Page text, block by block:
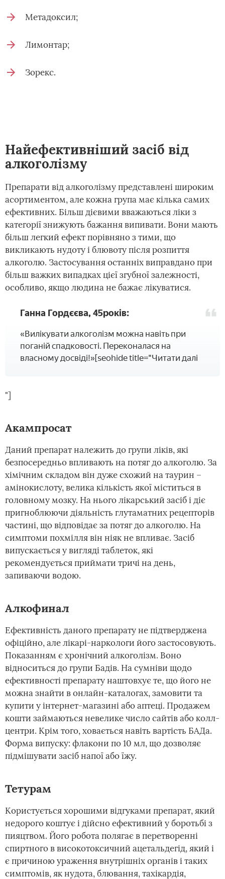
Метадоксил;
Лимонтар;
Зорекс.
Найефективніший засіб від
алкоголізму
Препарати від алкоголізму представлені широким
асортиментом, але кожна група має кілька самих
ефективних. Більш дієвими вважаються ліки з
категорії знижують бажання випивати. Вони мають
більш легкий ефект порівняно з тими, що
викликають нудоту і блювоту після розпиття
алкоголю. Застосування останніх виправдано при
більш важких випадках цієї згубної залежності,
особливо, якщо людина не бажає лікуватися.
Ганна Гордєєва, 45років:
«Вилікувати алкоголізм можна навіть при
поганій спадковості. Переконалася на
власному досвіді!»[seohide title="Читати далі
"]
Акампросат
Даний препарат належить до групи ліків, які
безпосередньо впливають на потяг до алкоголю. За
хімічним складом він дуже схожий на таурин –
амінокислоту, велика кількість якої міститься в
головному мозку. На нього лікарський засіб і діє
пригноблюючи діяльність глутаматних рецепторів
частині, що відповідає за потяг до алкоголю. На
симптоми похмілля він ніяк не впливає. Засіб
випускається у вигляді таблеток, які
рекомендується приймати тричі на день,
запиваючи водою.
Алкофинал
Ефективність даного препарату не підтверджена
офіційно, але лікарі-наркологи його застосовують.
Показанням є хронічний алкоголізм. Воно
відноситься до групи Бадів. На сумніви щодо
ефективності препарату наштовхує те, що його не
можна знайти в онлайн-каталогах, замовити та
купити у інтернет-магазині або аптеці. Продажем
кошти займаються невелике число сайтів або колл-
центри. Крім того, ховається навіть вартість БАДа.
Форма випуску: флакони по 10 мл, що дозволяє
підмішувати засіб напої або їжу.
Тетурам
Користується хорошими відгуками препарат, який
недорого коштує і дійсно ефективний у боротьбі з
пияцтвом. Його робота полягає в перетворенні
спиртного в високотоксичний ацетальдегід, який і
є причиною ураження внутрішніх органів і таких
симптомів, як нудота, блювання, тахікардія,